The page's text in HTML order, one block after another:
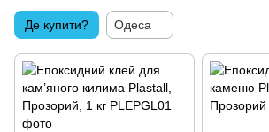
Де купити? Одеса